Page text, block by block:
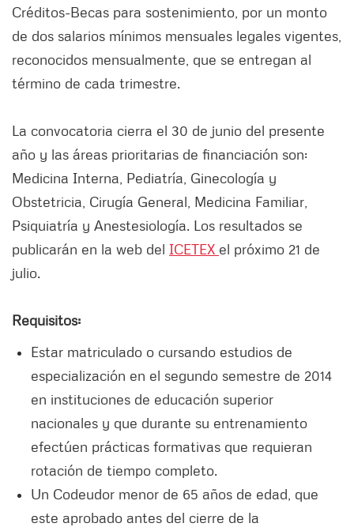
Créditos-Becas para sostenimiento, por un monto
de dos salarios mínimos mensuales legales vigentes,
reconocidos mensualmente, que se entregan al
término de cada trimestre.
La convocatoria cierra el 30 de junio del presente
año y las áreas prioritarias de financiación son:
Medicina Interna, Pediatría, Ginecología y
Obstetricia, Cirugía General, Medicina Familiar,
Psiquiatría y Anestesiología. Los resultados se
publicarán en la web del ICETEX el próximo 21 de
julio.
Requisitos:
Estar matriculado o cursando estudios de
especialización en el segundo semestre de 2014
en instituciones de educación superior
nacionales y que durante su entrenamiento
efectúen prácticas formativas que requieran
rotación de tiempo completo.
Un Codeudor menor de 65 años de edad, que
este aprobado antes del cierre de la